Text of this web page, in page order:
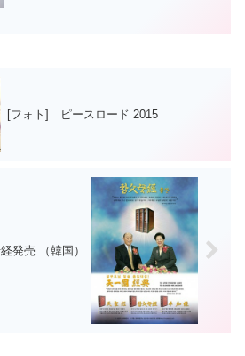
[フォト] ピースロード 2015
発売 （韓国）